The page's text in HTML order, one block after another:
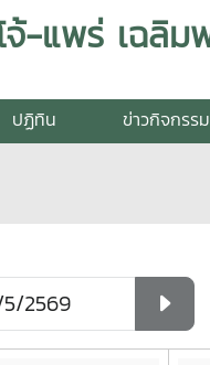
ปฏิทิน ข่าวกิจกรรม